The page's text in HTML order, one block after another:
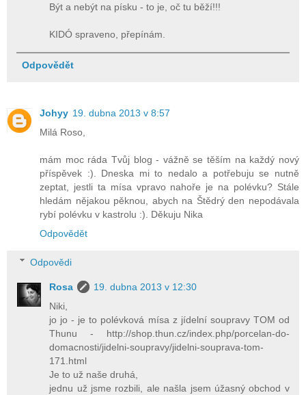
Být a nebýt na písku - to je, oč tu běží!!!
KIDÓ spraveno, přepínám.
Odpovědět
Johyy 19. dubna 2013 v 8:57
Milá Roso,
mám moc ráda Tvůj blog - vážně se těším na každý nový
příspěvek :). Dneska mi to nedalo a potřebuju se nutně
zeptat, jestli ta mísa vpravo nahoře je na polévku? Stále
hledám nějakou pěknou, abych na Štědrý den nepodávala
rybí polévku v kastrolu :). Děkuju Nika
Odpovědět
Odpovědi
Rosa
19. dubna 2013 v 12:30
Niki,
jo jo - je to polévková mísa z jídelní soupravy TOM od
Thunu - http://shop.thun.cz/index.php/porcelan-do-
domacnosti/jidelni-soupravy/jidelni-souprava-tom-
171.html
Je to už naše druhá,
jednu už jsme rozbili, ale našla jsem úžasný obchod v